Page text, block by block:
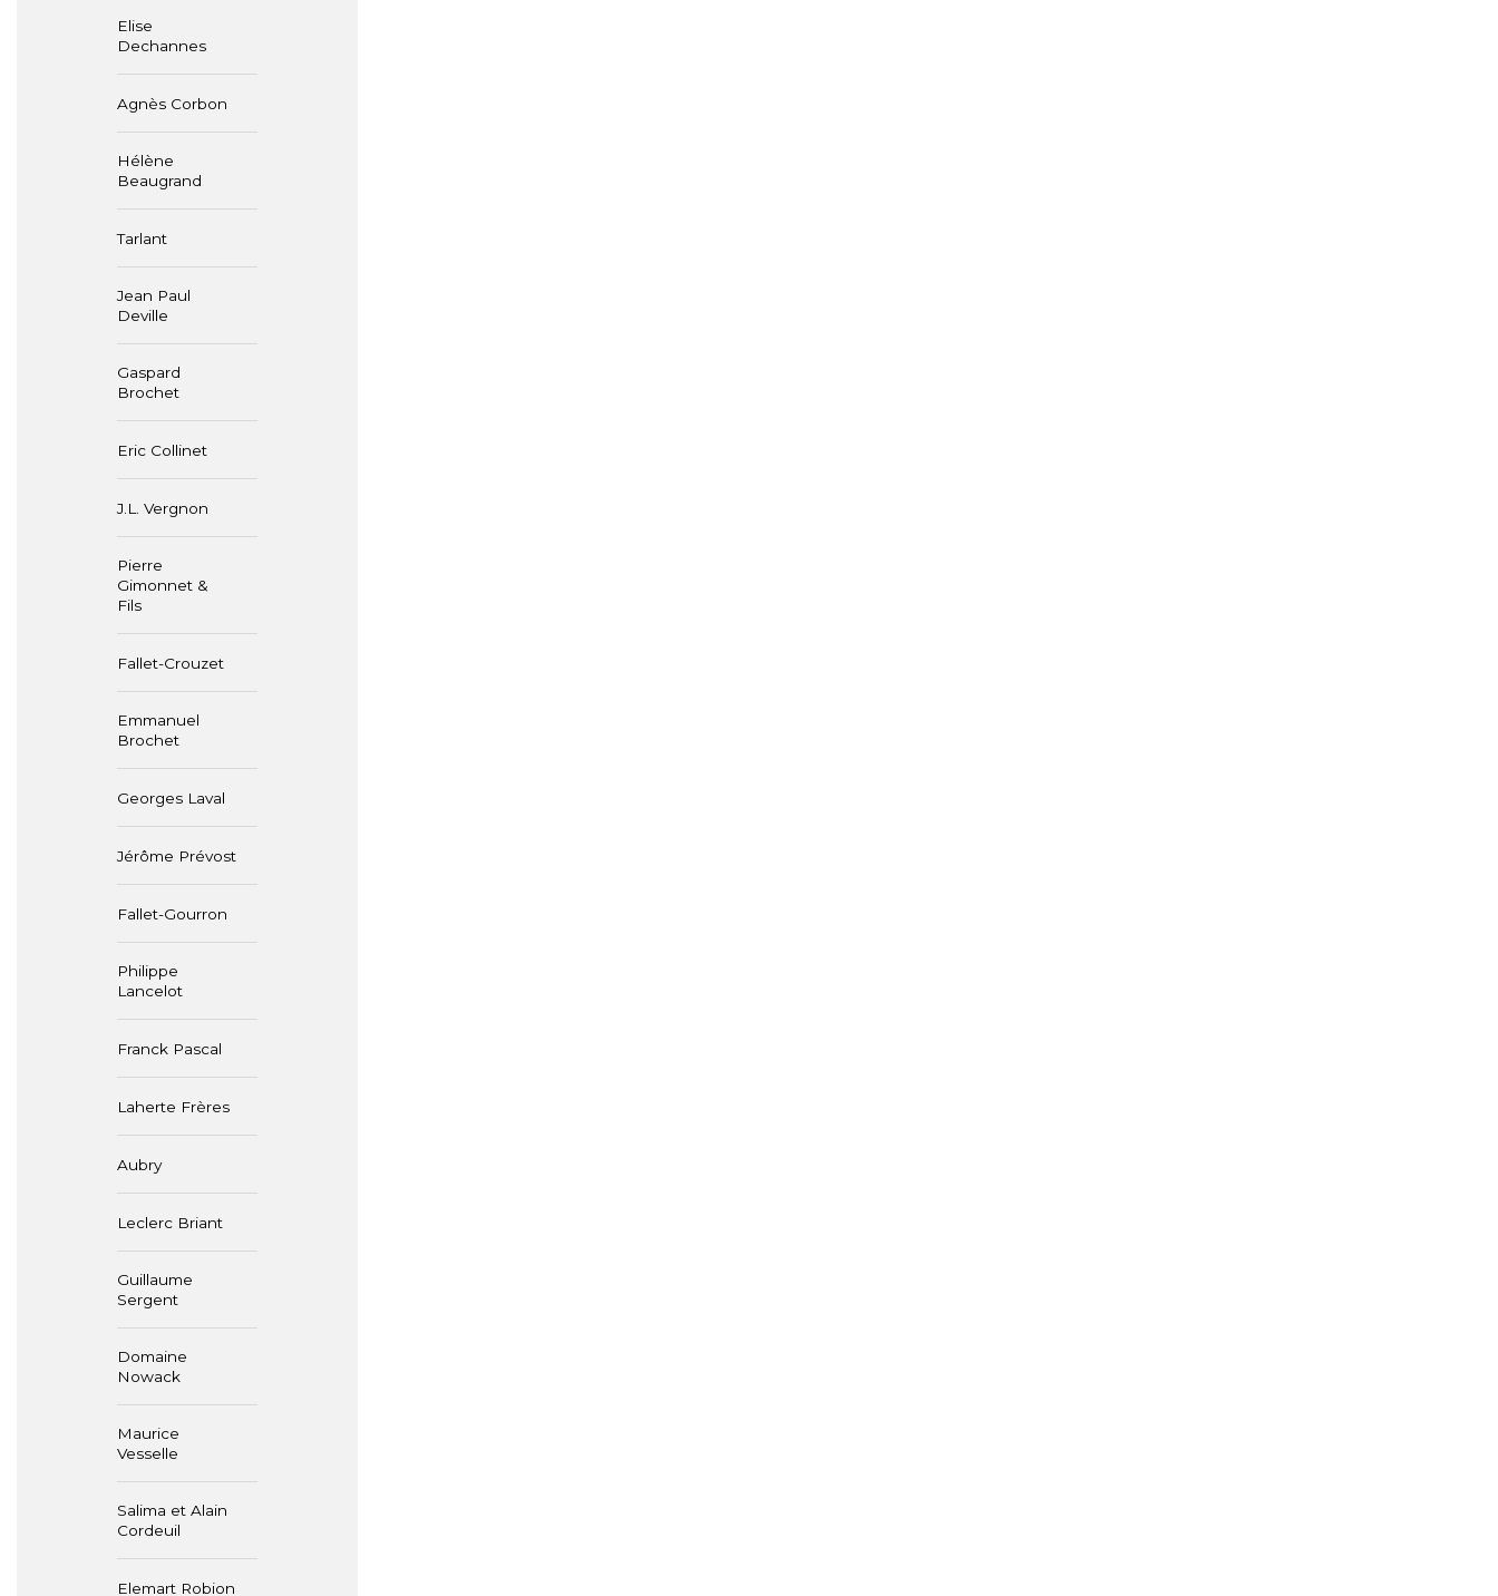
Elise
Dechannes
Agnès Corbon
Hélène
Beaugrand
Tarlant
Jean Paul
Deville
Gaspard
Brochet
Eric Collinet
J.L. Vergnon
Pierre
Gimonnet &
Fils
Fallet-Crouzet
Emmanuel
Brochet
Georges Laval
Jérôme Prévost
Fallet-Gourron
Philippe
Lancelot
Franck Pascal
Laherte Frères
Aubry
Leclerc Briant
Guillaume
Sergent
Domaine
Nowack
Maurice
Vesselle
Salima et Alain
Cordeuil
Elemart Robion